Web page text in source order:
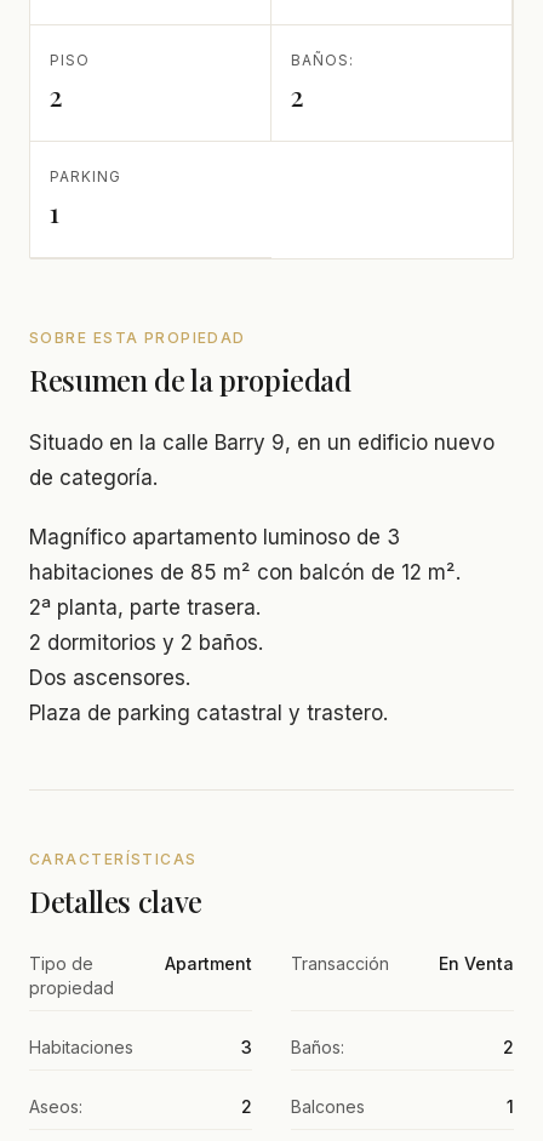
PISO
2
BAÑOS:
2
PARKING
1
SOBRE ESTA PROPIEDAD
Resumen de la propiedad
Situado en la calle Barry 9, en un edificio nuevo
de categoría.
Magnífico apartamento luminoso de 3
habitaciones de 85 m² con balcón de 12 m².
2ª planta, parte trasera.
2 dormitorios y 2 baños.
Dos ascensores.
Plaza de parking catastral y trastero.
CARACTERÍSTICAS
Detalles clave
Tipo de
propiedad
Apartment Transacción En Venta
Habitaciones 3 Baños: 2
Aseos: 2 Balcones 1